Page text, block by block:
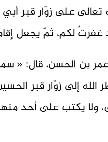
تعالى على زوّار قبر
غفرتُ لكم، ثمّ يجعل
عمر بن الحسن، قال: «
الله إلى زوّار قبر
ولا يكتب على أحد